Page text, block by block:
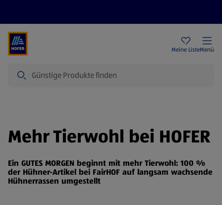
Meine ListeMenü
Mehr Tierwohl bei HOFER
Ein GUTES MORGEN beginnt mit mehr Tierwohl: 100 %
der Hühner-Artikel bei FairHOF auf langsam wachsende
Hühnerrassen umgestellt